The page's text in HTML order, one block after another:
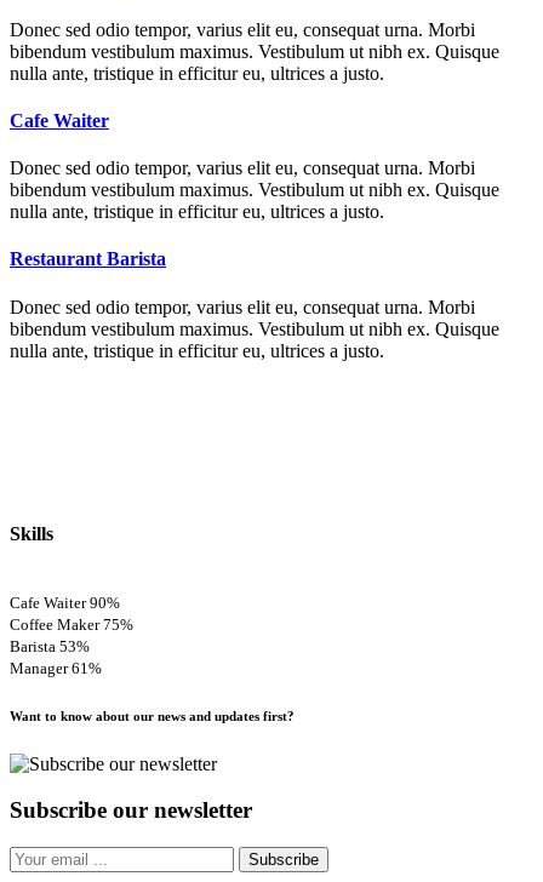
Donec sed odio tempor, varius elit eu, consequat urna. Morbi
bibendum vestibulum maximus. Vestibulum ut nibh ex. Quisque
nulla ante, tristique in efficitur eu, ultrices a justo.
Cafe Waiter
Donec sed odio tempor, varius elit eu, consequat urna. Morbi
bibendum vestibulum maximus. Vestibulum ut nibh ex. Quisque
nulla ante, tristique in efficitur eu, ultrices a justo.
Restaurant Barista
Donec sed odio tempor, varius elit eu, consequat urna. Morbi
bibendum vestibulum maximus. Vestibulum ut nibh ex. Quisque
nulla ante, tristique in efficitur eu, ultrices a justo.
Skills
Cafe Waiter90%
Coffee Maker75%
Barista 53%
Manager61%
Want to know about our news and updates first?
Subscribe our newsletter
Subscribe